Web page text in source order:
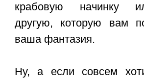
крабовую начинку
другую, которую вам
ваша фантазия.
Ну, а если совсем